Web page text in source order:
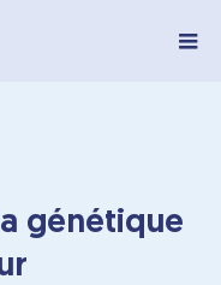
génétique